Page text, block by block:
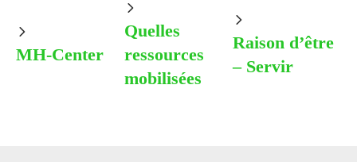
MH-Center
Quelles
ressources
mobilisées
Raison d’être
– Servir